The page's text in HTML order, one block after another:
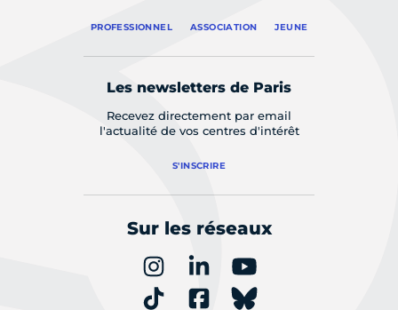
PROFESSIONNEL ASSOCIATION JEUNE
Les newsletters de Paris
Recevez directement par email
l'actualité de vos centres d'intérêt
S'INSCRIRE
Sur les réseaux